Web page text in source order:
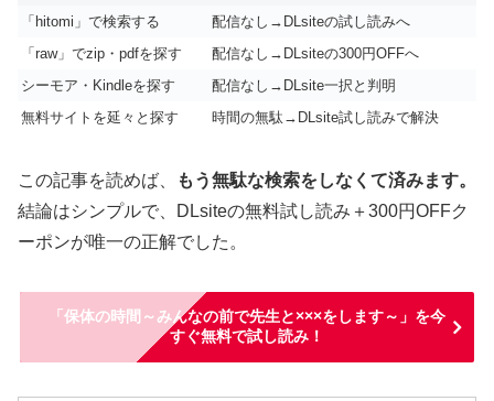
「hitomi」で検索する
配信なし→DLsiteの試し読みへ
「raw」でzip・pdfを探す
配信なし→DLsiteの300円OFFへ
シーモア・Kindleを探す
配信なし→DLsite一択と判明
無料サイトを延々と探す
時間の無駄→DLsite試し読みで解決
この記事を読めば、
もう無駄な検索をしなくて済みます。
結論はシンプルで、DLsiteの無料試し読み＋300円OFFク
ーポンが唯一の正解でした。
「保体の時間～みんなの前で先生と×××をします～」を今
すぐ無料で試し読み！